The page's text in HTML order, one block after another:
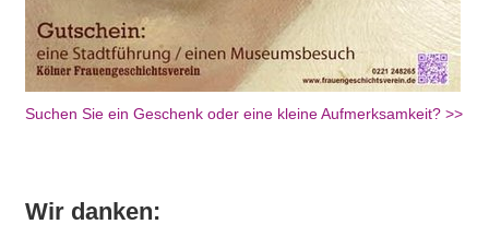
Suchen Sie ein Geschenk oder eine kleine Aufmerksamkeit? >>
Wir danken: